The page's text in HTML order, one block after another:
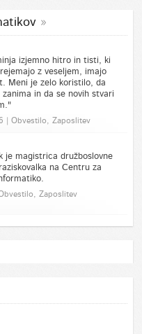
izjemno hitro in tisti, ki
z veseljem, imajo
Meni je zelo koristilo, da
in da se novih stvari
| Obvestilo, Zaposlitev
je magistrica družboslovne
na Centru za
Zaposlitev